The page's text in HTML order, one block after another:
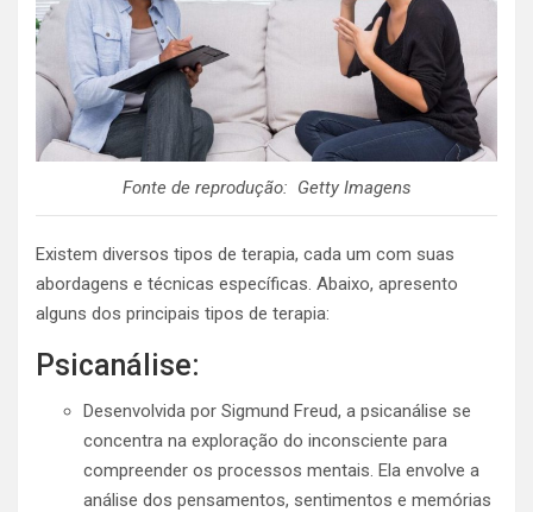
Fonte de reprodução: Getty Imagens
Existem diversos tipos de terapia, cada um com suas
abordagens e técnicas específicas. Abaixo, apresento
alguns dos principais tipos de terapia:
Psicanálise:
Desenvolvida por Sigmund Freud, a psicanálise se
concentra na exploração do inconsciente para
compreender os processos mentais. Ela envolve a
análise dos pensamentos, sentimentos e memórias